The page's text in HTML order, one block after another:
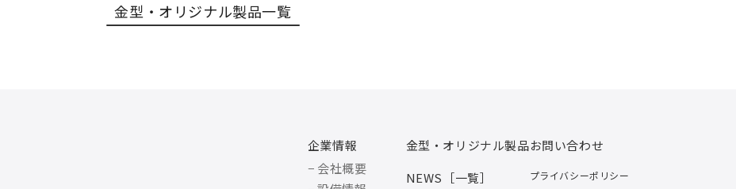
金型・オリジナル製品一覧
企業情報
− 会社概要
金型・オリジナル製品
NEWS［一覧］
お問い合わせ
プライバシーポリシー